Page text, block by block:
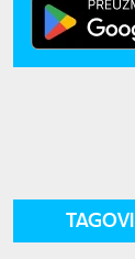
TAGOVI